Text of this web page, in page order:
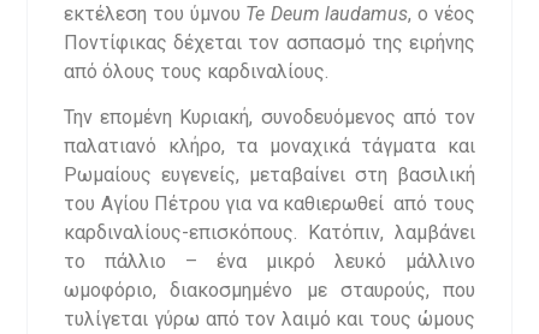
εκτέλεση του ύμνου Te Deum laudamus, ο νέος
Ποντίφικας δέχεται τον ασπασμό της ειρήνης
από όλους τους καρδιναλίους.
Την επομένη Κυριακή, συνοδευόμενος από τον
παλατιανό κλήρο, τα μοναχικά τάγματα και
Ρωμαίους ευγενείς, μεταβαίνει στη βασιλική
του Αγίου Πέτρου για να καθιερωθεί από τους
καρδιναλίους-επισκόπους. Κατόπιν, λαμβάνει
το πάλλιο – ένα μικρό λευκό μάλλινο
ωμοφόριο, διακοσμημένο με σταυρούς, που
τυλίγεται γύρω από τον λαιμό και τους ώμους